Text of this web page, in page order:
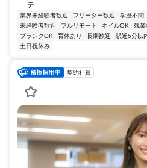
テ...
業界未経験者歓迎 フリーター歓迎 学歴不問
未経験者歓迎
フルリモート ネイルOK 残業
ブランクOK
育休あり 長期歓迎 駅近5分以
土日祝休み
契約社員